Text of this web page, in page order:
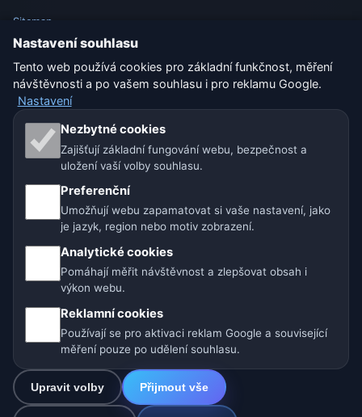
Sitemap
Nastavení
Naše weby o počasí:
🇨🇿 Česko 🇭🇷 Chorvatsko 🇧🇬 Bulharsko
🇩🇪🇦🇹🇨🇭 Německo / Rakousko / Švýcarsko
🌎 Latinská Amerika a Španělsko
🇮🇳 Jižní a jihovýchodní Asie
Provozovatel: Spolek Minizoo.cz z.s. | IČO: 21135550 |
info@pocasi.online
© 2026 Počasí Online · Meteorologická data: MET Norway · Open-
Meteo. Výstrahy počasí: ČHMÚ.
Nastavení souhlasu
Tento web používá cookies pro základní funkčnost, měření
návštěvnosti a po vašem souhlasu i pro reklamu Google.
Nastavení
Nezbytné cookies
Zajišťují základní fungování webu, bezpečnost a
uložení vaší volby souhlasu.
Preferenční
Umožňují webu zapamatovat si vaše nastavení, jako
je jazyk, region nebo motiv zobrazení.
Analytické cookies
Pomáhají měřit návštěvnost a zlepšovat obsah i
výkon webu.
Reklamní cookies
Používají se pro aktivaci reklam Google a související
měření pouze po udělení souhlasu.
Upravit volby Přijmout vše